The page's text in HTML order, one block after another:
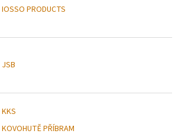
IOSSO PRODUCTS
JSB
KKS
KOVOHUTĚ PŘÍBRAM